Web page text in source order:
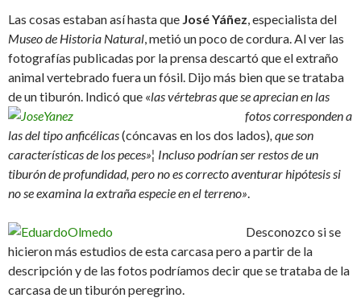
Las cosas estaban así hasta que José Yáñez, especialista del
Museo de Historia Natural, metió un poco de cordura. Al ver las
fotografías publicadas por la prensa descartó que el extraño
animal vertebrado fuera un fósil. Dijo más bien que se trataba
de un tiburón. Indicó que «las vértebras que se aprecianen las
fotos corresponden a
las del tipo anficélicas(cóncavas en los dos lados), que son
características de los peces»¦ Incluso podrían ser restos de un
tiburón de profundidad, pero no es correcto aventurar hipótesis si
no se examina la extraña especie en el terreno».
Desconozco si se
hicieron más estudios de esta carcasa pero a partir de la
descripción y de las fotos podríamos decir que se trataba de la
carcasa de un tiburón peregrino.